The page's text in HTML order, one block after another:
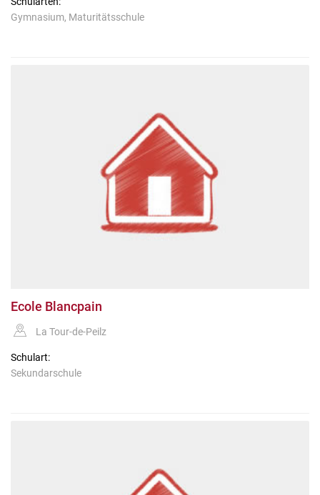
Gymnasium, Maturitätsschule
Ecole Blancpain
La Tour-de-Peilz
Schulart:
Sekundarschule